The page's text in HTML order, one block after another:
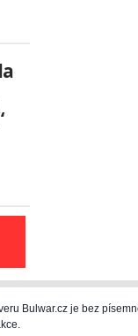
Bulwar.cz je bez